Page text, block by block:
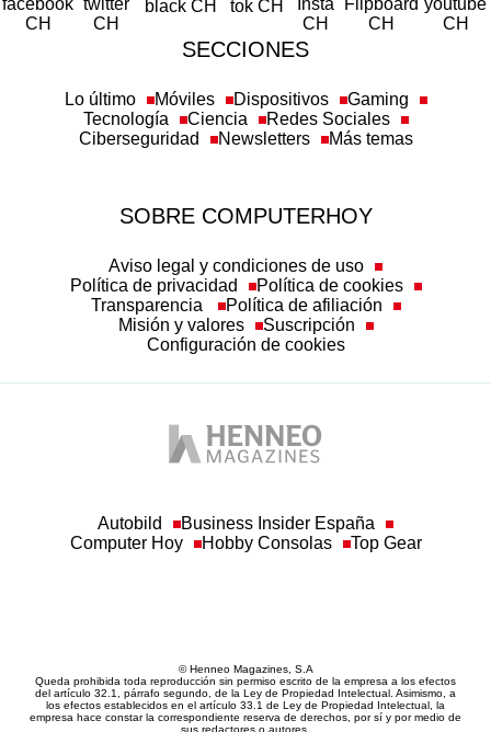
SECCIONES
Lo último Móviles Dispositivos
Gaming
Tecnología
Ciencia
Redes Sociales
Ciberseguridad
Newsletters Más temas
SOBRE COMPUTERHOY
Aviso legal y condiciones de uso
Política de privacidad
Política de cookies
Transparencia
Política de afiliación
Misión y valores
Suscripción
Configuración de cookies
Autobild
Business Insider España
Computer Hoy
Hobby Consolas Top Gear
© Henneo Magazines, S.A
Queda prohibida toda reproducción sin permiso escrito de la empresa a los efectos
del artículo 32.1, párrafo segundo, de la Ley de Propiedad Intelectual. Asimismo, a
los efectos establecidos en el artículo 33.1 de Ley de Propiedad Intelectual, la
empresa hace constar la correspondiente reserva de derechos, por sí y por medio de